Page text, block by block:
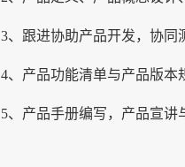
3、跟进协助产品开发，协同
4、产品功能清单与产品版本
5、产品手册编写，产品宣讲